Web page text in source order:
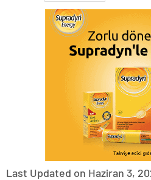
Last Updated on Haziran 3,